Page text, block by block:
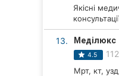
Якісні
13. Меділюкс
4.5
Мрт, кт,